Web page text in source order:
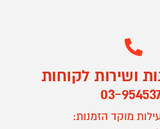
ושירות לקוחות
03-
מוקד הזמנות: